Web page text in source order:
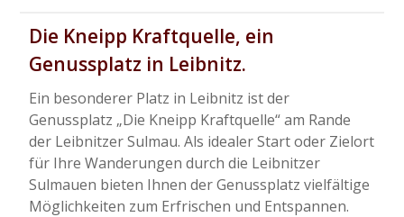
Die Kneipp Kraftquelle, ein
Genussplatz in Leibnitz.
Ein besonderer Platz in Leibnitz ist der
Genussplatz „Die Kneipp Kraftquelle“ am Rande
der Leibnitzer Sulmau. Als idealer Start oder Zielort
für Ihre Wanderungen durch die Leibnitzer
Sulmauen bieten Ihnen der Genussplatz vielfältige
Möglichkeiten zum Erfrischen und Entspannen.